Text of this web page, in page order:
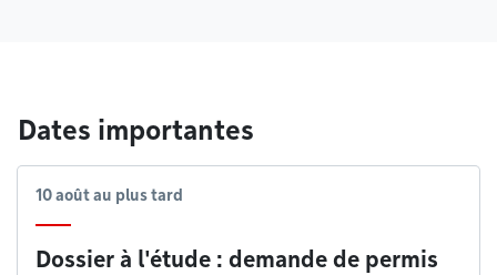
Dates importantes
10 aoûtau plus tard
Dossier à l'étude : demande de permis